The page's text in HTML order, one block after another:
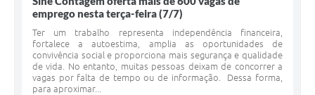
emprego nesta terça-feira (7/7)
Ter um trabalho representa independência financeira,
fortalece a autoestima, amplia as oportunidades de
convivência social e proporciona mais segurança e qualidade
de vida. No entanto, muitas pessoas deixam de concorrer a
vagas por falta de tempo ou de informação. Dessa forma,
para aproximar...